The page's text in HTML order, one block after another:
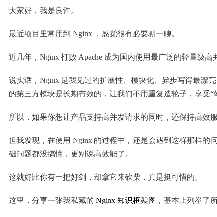
大家好，我是良许。
最近项目里常用到 Nginx ，感觉很有必要聊一聊。
近几年，Nginx 打败 Apache 成为国内使用最广泛的轻量级
说实话，Nginx 是我见过的扩展性、模块化、异步写得最漂
的第三方模块是长期有效的，让我们不用重复造轮子，享受
所以，如果你想让产品支持高并发请求的同时，还保持高效
但我发现，在使用 Nginx 的过程中，还是会遇到这样那样
础问题都没搞懂，更别说高效能了。
这就好比你有一把好剑，却拿它来砍柴，真是挺可惜的。
这里，分享一张我私藏的 Nginx 知识框架图 ，基本上列举了